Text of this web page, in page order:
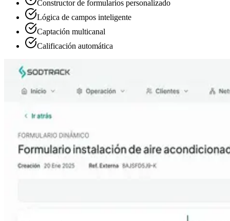
Constructor de formularios personalizado
Lógica de campos inteligente
Captación multicanal
Calificación automática